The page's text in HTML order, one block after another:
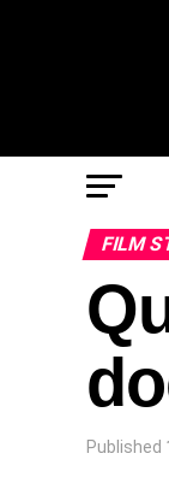
FILM
Published